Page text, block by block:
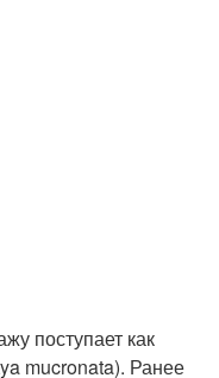
поступает как
mucronata). Ранее